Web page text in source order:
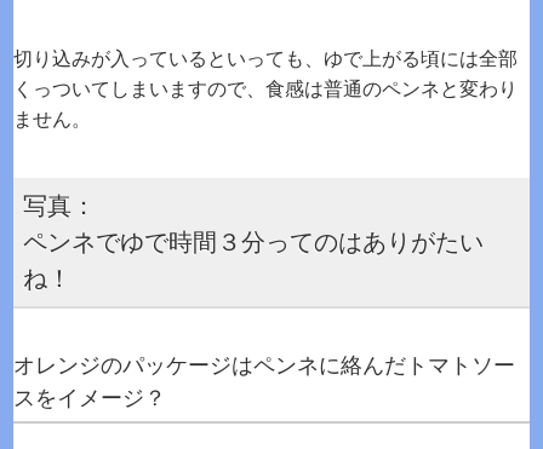
切り込みが入っているといっても、ゆで上がる頃には全部
くっついてしまいますので、食感は普通のペンネと変わり
ません。
写真：
ペンネでゆで時間３分ってのはありがたい
ね！
オレンジのパッケージはペンネに絡んだトマトソー
スをイメージ？